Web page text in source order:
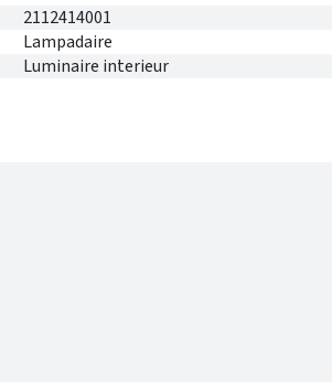
2112414001
Lampadaire
Luminaire interieur